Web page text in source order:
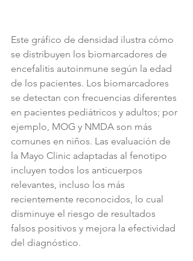
Este gráfico de densidad ilustra cómo
se distribuyen los biomarcadores de
encefalitis autoinmune según la edad
de los pacientes. Los biomarcadores
se detectan con frecuencias diferentes
en pacientes pediátricos y adultos; por
ejemplo, MOG y NMDA son más
comunes en niños. Las evaluación de
la Mayo Clinic adaptadas al fenotipo
incluyen todos los anticuerpos
relevantes, incluso los más
recientemente reconocidos, lo cual
disminuye el riesgo de resultados
falsos positivos y mejora la efectividad
del diagnóstico.